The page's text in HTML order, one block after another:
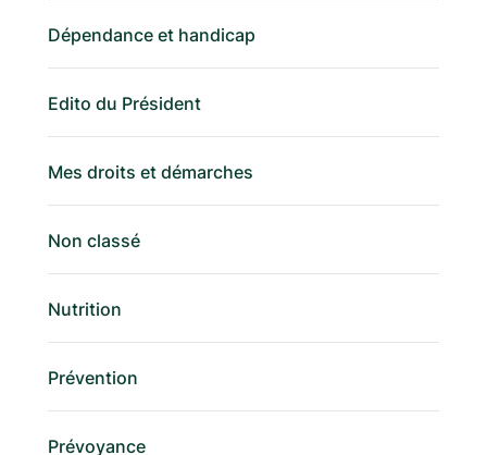
Dépendance et handicap
Edito du Président
Mes droits et démarches
Non classé
Nutrition
Prévention
Prévoyance